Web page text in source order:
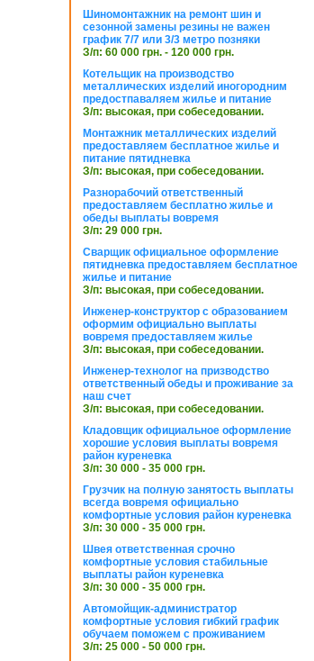
Шиномонтажник на ремонт шин и
сезонной замены резины не важен
график 7/7 или 3/3 метро позняки
З/п: 60 000 грн. - 120 000 грн.
Котельщик на производство
металлических изделий иногородним
предостпаваляем жилье и питание
З/п: высокая, при собеседовании.
Монтажник металлических изделий
предоставляем бесплатное жилье и
питание пятидневка
З/п: высокая, при собеседовании.
Разнорабочий ответственный
предоставляем бесплатно жилье и
обеды выплаты вовремя
З/п: 29 000 грн.
Сварщик официальное оформление
пятидневка предоставляем бесплатное
жилье и питание
З/п: высокая, при собеседовании.
Инженер-конструктор с образованием
оформим официально выплаты
вовремя предоставляем жилье
З/п: высокая, при собеседовании.
Инженер-технолог на призводство
ответственный обеды и проживание за
наш счет
З/п: высокая, при собеседовании.
Кладовщик официальное оформление
хорошие условия выплаты вовремя
район куреневка
З/п: 30 000 - 35 000 грн.
Грузчик на полную занятость выплаты
всегда вовремя официально
комфортные условия район куреневка
З/п: 30 000 - 35 000 грн.
Швея ответственная срочно
комфортные условия стабильные
выплаты район куреневка
З/п: 30 000 - 35 000 грн.
Автомойщик-администратор
комфортные условия гибкий график
обучаем поможем с проживанием
З/п: 25 000 - 50 000 грн.